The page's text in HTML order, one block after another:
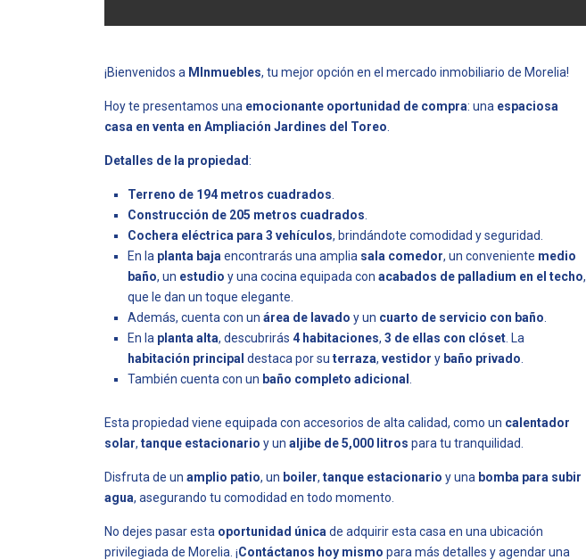
¡Bienvenidos a MInmuebles, tu mejor opción en el mercado inmobiliario de Morelia!
Hoy te presentamos una emocionante oportunidad de compra: una espaciosa
casa en venta en Ampliación Jardines del Toreo
Detalles de la propiedad:
Terreno de 194 metros cuadrados
Construcción de 205 metros cuadrados
Cochera eléctrica para 3 vehículos, brindándote comodidad y seguridad.
En la planta baja encontrarás una amplia sala comedor, un conveniente medio
baño, un estudio y una cocina equipada con acabados de palladium en el techo,
que le dan un toque elegante.
Además, cuenta con un área de lavado y un cuarto de servicio con baño
En la planta alta, descubrirás 4 habitaciones, 3 de ellas con clóset . La
habitación principal destaca por su terraza, vestidor y baño privado
También cuenta con un baño completo adicional
Esta propiedad viene equipada con accesorios de alta calidad, como un calentador
solar, tanque estacionario y un aljibe de 5,000 litros para tu tranquilidad.
Disfruta de un amplio patio, un boiler, tanque estacionario y una bomba para subir
agua, asegurando tu comodidad en todo momento.
No dejes pasar esta oportunidad única de adquirir esta casa en una ubicación
privilegiada de Morelia. ¡Contáctanos hoy mismo para más detalles y agendar una